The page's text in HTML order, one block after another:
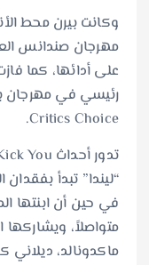
وكانت بيرن محط
مهرجان صندانس
على أدائها، كما
رئيسي في مهرجان
Critics Choice.
“ليندا” تبدأ
في حين أن ابنتها
متواصلاً، ويشاركها
ماكدونالد،